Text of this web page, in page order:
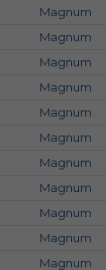
Magnum
Magnum
Magnum
Magnum
Magnum
Magnum
Magnum
Magnum
Magnum
Magnum
Magnum